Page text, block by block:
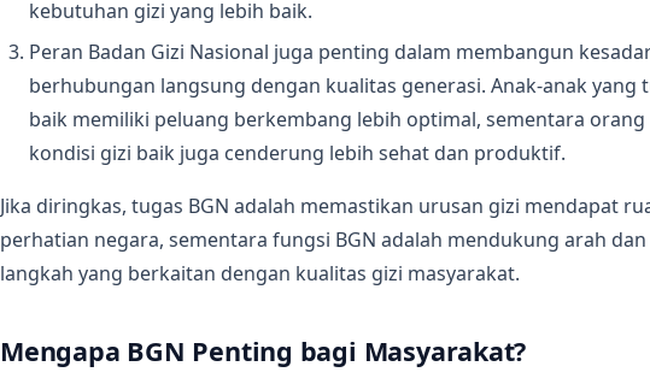
kebutuhan gizi yang lebih baik.
Peran Badan Gizi Nasional juga penting dalam membangun
berhubungan langsung dengan kualitas generasi. Anak-anak yang
baik memiliki peluang berkembang lebih optimal, sementara orang
kondisi gizi baik juga cenderung lebih sehat dan produktif.
Jika diringkas, tugas BGN adalah memastikan urusan gizi mendapat
perhatian negara, sementara fungsi BGN adalah mendukung arah
langkah yang berkaitan dengan kualitas gizi masyarakat.
Mengapa BGN Penting bagi Masyarakat?